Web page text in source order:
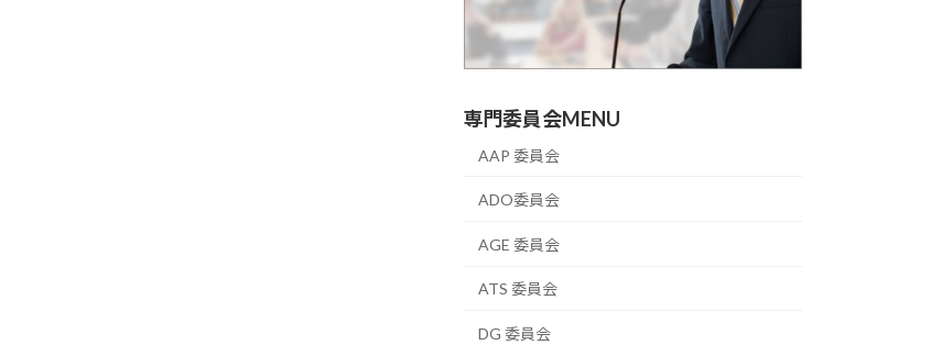
専門委員会MENU
AAP 委員会
ADO委員会
AGE 委員会
ATS 委員会
DG 委員会